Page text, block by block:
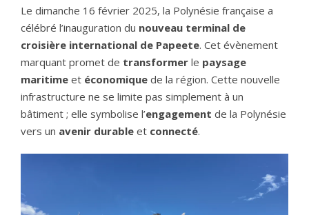
Le dimanche 16 février 2025, la Polynésie française a
célébré l’inauguration du nouveau terminal de
croisière international de Papeete. Cet évènement
marquant promet de transformer le paysage
maritime et économique de la région. Cette nouvelle
infrastructure ne se limite pas simplement à un
bâtiment ; elle symbolise l’engagement de la Polynésie
vers un avenir durable et connecté.